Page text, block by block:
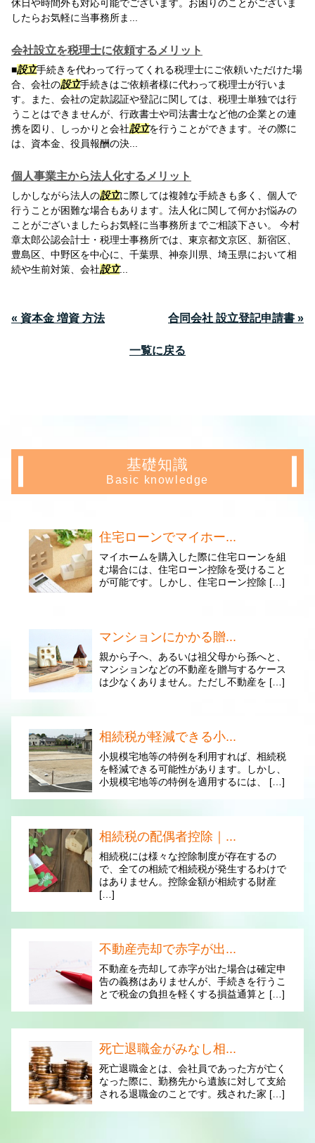
休日や時間外も対応可能でございます。お困りのことがございま
したらお気軽に当事務所ま...
会社設立を税理士に依頼するメリット
■設立手続きを代わって行ってくれる税理士にご依頼いただけた場
合、会社の設立手続きはご依頼者様に代わって税理士が行いま
す。また、会社の定款認証や登記に関しては、税理士単独では行
うことはできませんが、行政書士や司法書士など他の企業との連
携を図り、しっかりと会社設立を行うことができます。その際に
は、資本金、役員報酬の決...
個人事業主から法人化するメリット
しかしながら法人の設立に際しては複雑な手続きも多く、個人で
行うことが困難な場合もあります。法人化に関して何かお悩みの
ことがございましたらお気軽に当事務所までご相談下さい。 今村
章太郎公認会計士・税理士事務所では、東京都文京区、新宿区、
豊島区、中野区を中心に、千葉県、神奈川県、埼玉県において相
続や生前対策、会社設立...
« 資本金 増資 方法 合同会社 設立登記申請書 »
一覧に戻る
基礎知識
Basic knowledge
住宅ローンでマイホー...
マイホームを購入した際に住宅ローンを組
む場合には、住宅ローン控除を受けること
が可能です。しかし、住宅ローン控除 […]
マンションにかかる贈...
親から子へ、あるいは祖父母から孫へと、
マンションなどの不動産を贈与するケース
は少なくありません。ただし不動産を […]
相続税が軽減できる小...
小規模宅地等の特例を利用すれば、相続税
を軽減できる可能性があります。しかし、
小規模宅地等の特例を適用するには、 […]
相続税の配偶者控除｜...
相続税には様々な控除制度が存在するの
で、全ての相続で相続税が発生するわけで
はありません。控除金額が相続する財産
[…]
不動産売却で赤字が出...
不動産を売却して赤字が出た場合は確定申
告の義務はありませんが、手続きを行うこ
とで税金の負担を軽くする損益通算と […]
死亡退職金がみなし相...
死亡退職金とは、会社員であった方が亡く
なった際に、勤務先から遺族に対して支給
される退職金のことです。残された家 […]